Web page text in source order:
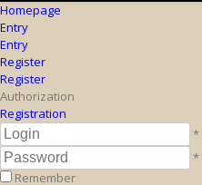
Homepage
Entry
Entry
Register
Register
Authorization
Registration
*
*
Remember